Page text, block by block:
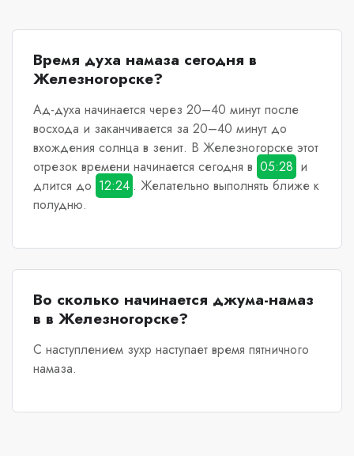
Время духа намаза сегодня в
Железногорске?
Ад-духа начинается через 20–40 минут после
восхода и заканчивается за 20–40 минут до
вхождения солнца в зенит. В Железногорскеэтот
отрезок времени начинается сегодня в 05:28 и
длится до 12:24 . Желательно выполнять ближе к
полудню.
Во сколько начинается джума-намаз
в в Железногорске?
С наступлением зухр наступает время пятничного
намаза.